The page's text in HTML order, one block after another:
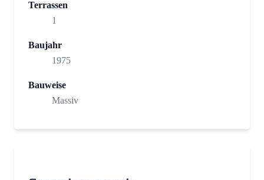
Terrassen
1
Baujahr
1975
Bauweise
Massiv